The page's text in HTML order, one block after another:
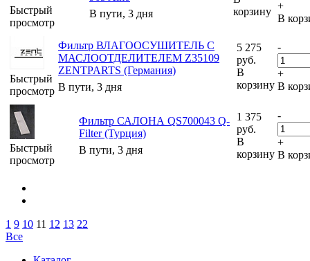
Быстрый
просмотр
В пути, 3 дня
корзину +
В
Быстрый
просмотр
Фильтр ВЛАГООСУШИТЕЛЬ С
МАСЛООТДЕЛИТЕЛЕМ Z35109
ZENTPARTS (Германия)
В пути, 3 дня
5 275
руб.
В
корзину
-
+
В
Быстрый
просмотр
Фильтр САЛОНА QS700043 Q-
Filter (Турция)
В пути, 3 дня
1 375
руб.
В
корзину
-
+
В
1 9 10 11 12 13 22
Все